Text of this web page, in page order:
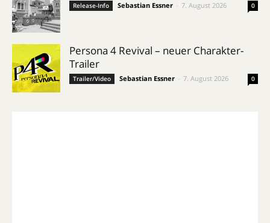
Release-Info Sebastian Essner 7. August 2026 0
Persona 4 Revival – neuer Charakter-
Trailer
Trailer/Video Sebastian Essner 7. August 2026 0